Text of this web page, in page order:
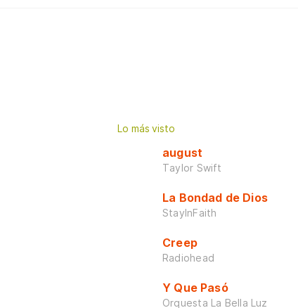
Lo más visto
august
Taylor Swift
La Bondad de Dios
StayInFaith
Creep
Radiohead
Y Que Pasó
Orquesta La Bella Luz